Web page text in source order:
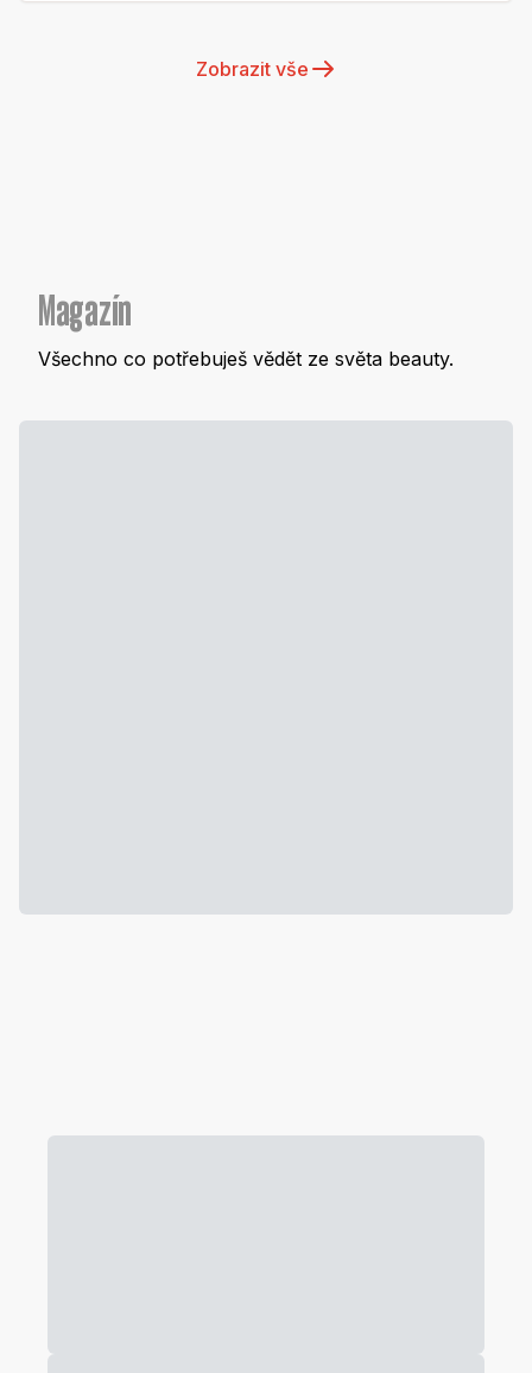
Zobrazit vše
Magazín
Všechno co potřebuješ vědět ze světa beauty.